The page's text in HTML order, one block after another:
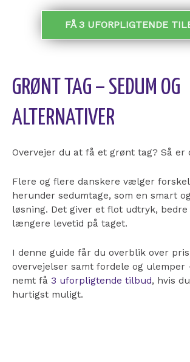
FÅ 3 UFORPLIGTENDE
GRØNT TAG – SEDUM OG
ALTERNATIVER
Overvejer du at få et grønt tag? Så er
Flere og flere danskere vælger
herunder sedumtage, som en smart
løsning. Det giver et flot udtryk,
længere levetid på taget.
I denne guide får du overblik over
overvejelser samt fordele og ulemper
nemt få 3 uforpligtende tilbud, hvis
hurtigst muligt.